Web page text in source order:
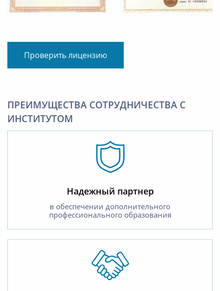
Проверить лицензию
ПРЕИМУЩЕСТВА СОТРУДНИЧЕСТВА С
ИНСТИТУТОМ
Надежный партнер
в обеспечении дополнительного
профессионального образования